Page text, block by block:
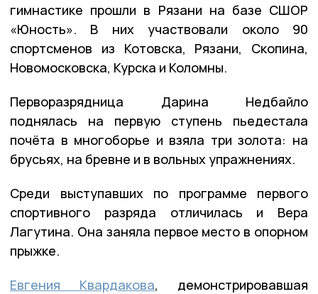
гимнастике прошли в Рязани на базе СШОР
«Юность». В них участвовали около 90
спортсменов из Котовска, Рязани, Скопина,
Новомосковска, Курска и Коломны.
Перворазрядница Дарина Недбайло
поднялась на первую ступень пьедестала
почёта в многоборье и взяла три золота: на
брусьях, на бревне и в вольных упражнениях.
Среди выступавших по программе первого
спортивного разряда отличилась и Вера
Лагутина. Она заняла первое место в опорном
прыжке.
Евгения Квардакова, демонстрировавшая